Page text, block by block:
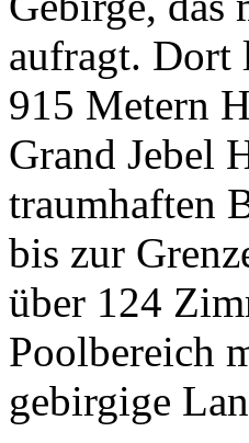
aufragt. Dort
915 Metern
Grand Jebel
traumhaften
bis zur
über 124
Poolbereich
gebirgige